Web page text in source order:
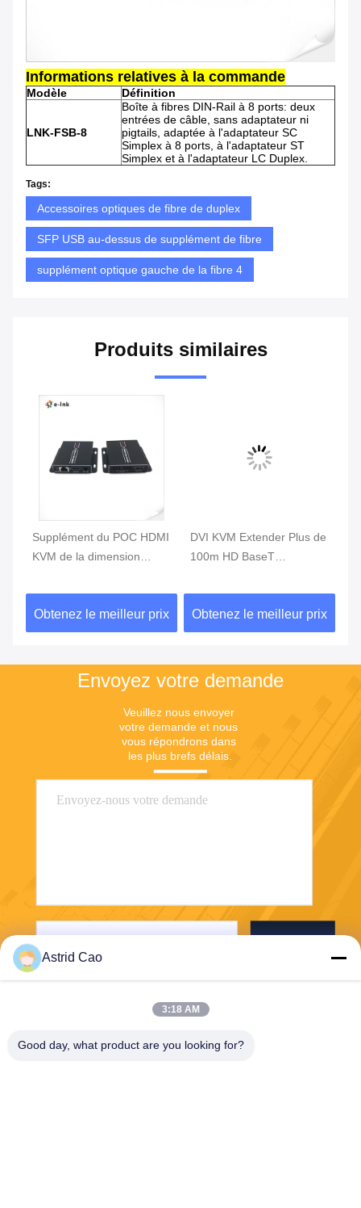
Informations relatives à la commande
Modèle Définition
LNK-FSB-8
Boîte à fibres DIN-Rail à 8 ports: deux
entrées de câble, sans adaptateur ni
pigtails, adaptée à l'adaptateur SC
Simplex à 8 ports, à l'adaptateur ST
Simplex et à l'adaptateur LC Duplex.
Tags:
Accessoires optiques de fibre de duplex
SFP USB au-dessus de supplément de fibre
supplément optique gauche de la fibre 4
Produits similaires
Supplément du POC HDMI
KVM de la dimension
télécommande
Obtenez le meilleur prix
DVI KVM Extender Plus de
100m HD BaseT
optique Un câble Cat6 7
Obtenez le meilleur prix
Envoyez votre demande
Veuillez nous envoyer
votre demande et nous
vous répondrons dans
les plus brefs délais.
Astrid Cao
3:18 AM
Good day, what product are you looking for?